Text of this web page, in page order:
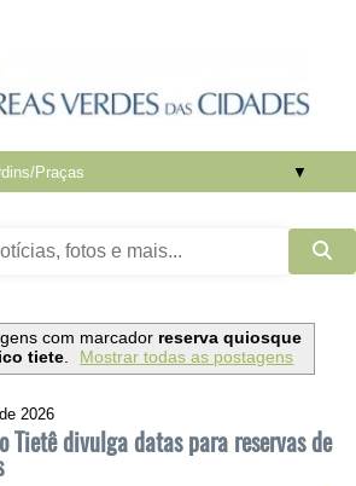
▼
com marcador reserva quiosque
tiete. Mostrar todas as postagens
2026
Tietê divulga datas para reservas de